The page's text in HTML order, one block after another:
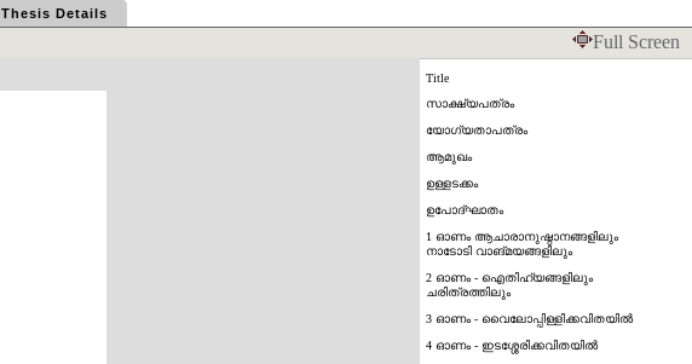
Thesis Details
Full Screen
Title
സാക്ഷ്യപത്രം
യോഗ്യതാപത്രം
ആമുഖം
ഉള്ളടക്കം
ഉപോദ്ഘാതം
1 ഓണം ആചാരാനുഷ്ഠാനങ്ങളിലും
നാടോടി വാങ്മയങ്ങളിലും
2 ഓണം - ഐതിഹ്യങ്ങളിലും
ചരിത്രത്തിലും
3 ഓണം - വൈലോപ്പിള്ളിക്കവിതയില്‍
4 ഓണം - ഇടശ്ശേരിക്കവിതയില്‍